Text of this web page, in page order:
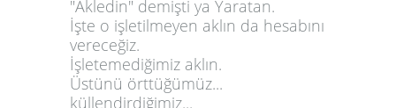
"Akledin" demişti ya Yaratan.
İşte o işletilmeyen aklın da hesabını
vereceğiz.
İşletemediğimiz aklın.
Üstünü örttüğümüz...
küllendirdiğimiz...